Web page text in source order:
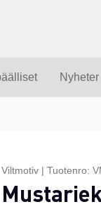
Nyheter
Viltmotiv | Tuotenro: